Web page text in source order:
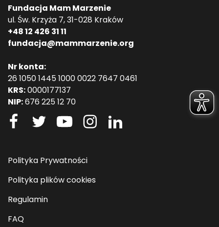
Fundacja Mam Marzenie
ul. Św. Krzyża 7, 31-028 Kraków
+48 12 426 31 11
fundacja@mammarzenie.org
Nr konta:
26 1050 1445 1000 0022 7647 0461
KRS:0000177137
NIP:676 225 12 70
Polityka Prywatności
Polityka plików cookies
Regulamin
FAQ